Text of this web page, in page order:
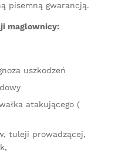
pisemną gwarancją.
maglownicy:
uszkodzeń
atakującego (
tuleji prowadzącej,